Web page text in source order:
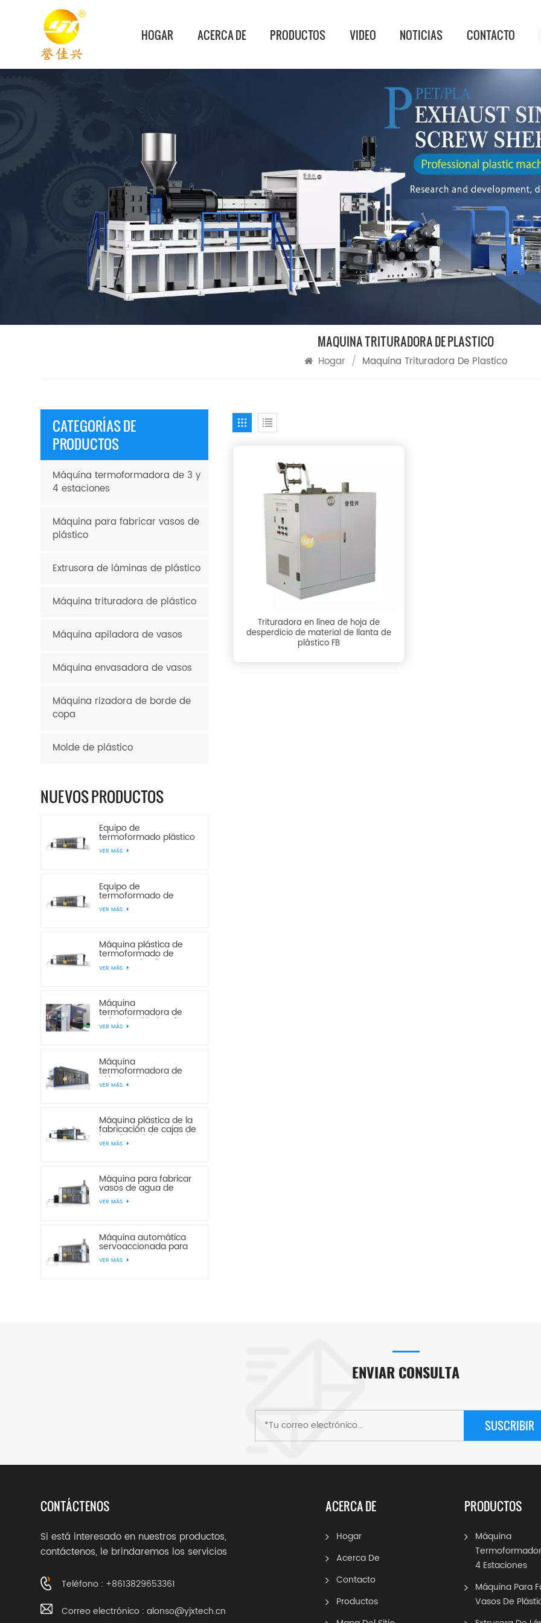
HOGAR ACERCA DE PRODUCTOS VIDEO NOTICIAS CONTACTO
MAQUINA TRITURADORA DE PLASTICO
Hogar / Maquina Trituradora De Plastico
Trituradora en línea de hoja de
desperdicio de material de llanta de
plástico FB
CATEGORÍAS DE
PRODUCTOS
Máquina termoformadora de 3 y
4 estaciones
Máquina para fabricar vasos de
plástico
Extrusora de láminas de plástico
Máquina trituradora de plástico
Máquina apiladora de vasos
Máquina envasadora de vasos
Máquina rizadora de borde de
copa
Molde de plástico
NUEVOS PRODUCTOS
Equipo de
termoformado plástico
de tres estaciones de
presión positiva y
VER MÁS
Equipo de
termoformado de
plástico JD720-600 de
presión positiva y
VER MÁS
Máquina plástica de
termoformado de
envases de alimentos
de 3 estaciones de
VER MÁS
Máquina
termoformadora de
cajas de plástico de
tres estaciones de
VER MÁS
Máquina
termoformadora de
plástico de cuatro
estaciones
650
VER MÁS
Máquina plástica de la
fabricación de cajas de
la galleta del pan de la
torta de la estación del
VER MÁS
Máquina para fabricar
vasos de agua de
plástico desechables
servoautomáticos
VER MÁS
Máquina automática
servoaccionada para
fabricar vasos de agua
desechables de
VER MÁS
ENVIAR CONSULTA
SUSCRIBIR
CONTÁCTENOS
Si está interesado en nuestros productos,
contáctenos, le brindaremos los servicios
Teléfono : +8613829653361
Correo electrónico :alonso@yjxtech.cn
ACERCA DE
Hogar
Acerca De
Contacto
Productos
PRODUCTOS
Máquina
4 Estaciones
Máquina Para
Vasos De